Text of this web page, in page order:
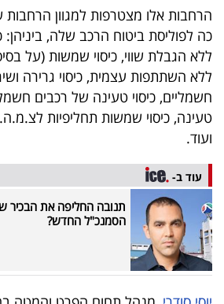
שיתופי
פעולה
דרושים
ניוזלטרים
מייל
אדום
הרחבות אלו מצטרפות למגוון
כה לפוליסת ביטוח הרכב שלה, ביניהן:
ללא הגבלת שווי, כיסוי שמשות (על
ללא השתתפות עצמית, כיסוי גרירה
חשמליים, כיסוי טעינה של רכבים
טעינה, כיסוי שמשות תחליפיות
ועוד.
עוד ב-
תנובה החליפה את הבכיר
הסמנכ"ל החדש?